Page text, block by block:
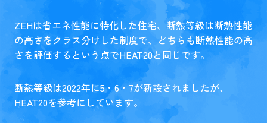
ZEHは省エネ性能に特化した住宅、断熱等級は断熱性能
の高さをクラス分けした制度で、どちらも断熱性能の高
さを評価するという点でHEAT20と同じです。
断熱等級は2022年に5・6・7が新設されましたが、
HEAT20を参考にしています。